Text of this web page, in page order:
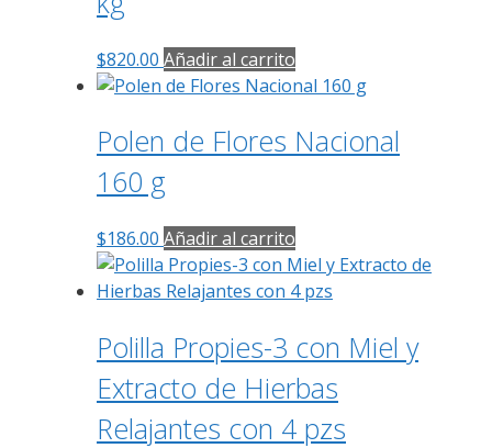
$820.00 Añadir al carrito
Polen de Flores Nacional
160 g
$186.00 Añadir al carrito
Polilla Propies-3 con Miel y
Extracto de Hierbas
Relajantes con 4 pzs